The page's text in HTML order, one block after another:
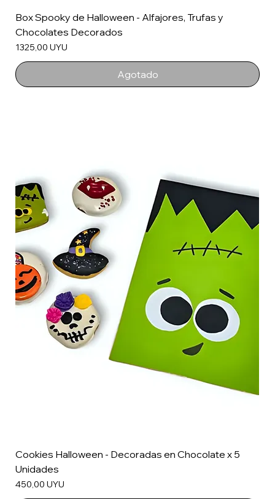
Box Spooky de Halloween - Alfajores, Trufas y
Chocolates Decorados
Precio
1325,00 UYU
Agotado
Cookies Halloween - Decoradas en Chocolate x 5
Unidades
Precio
450,00 UYU